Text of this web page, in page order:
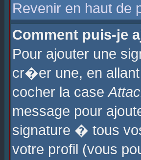
Revenir en haut de
Comment puis-je
Pour ajouter une
cr�er une, en
cocher la case
message pour
signature � tous
votre profil (vous